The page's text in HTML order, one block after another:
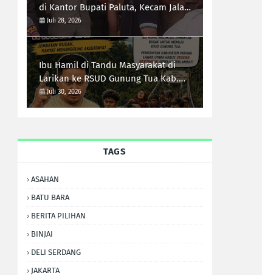
di Kantor Bupati Paluta, Kecam Jalan
Rusak 20 Desa
Juli 28, 2026
Ibu Hamil di Tandu Masyarakat di
Larikan ke RSUD Gunung Tua Kab.
Paluta, Infrastruktur Jalan Jadi
Sorotan Ketua Forum-RI Bersatu
Juli 30, 2026
TAGS
ASAHAN
BATU BARA
BERITA PILIHAN
BINJAI
DELI SERDANG
JAKARTA